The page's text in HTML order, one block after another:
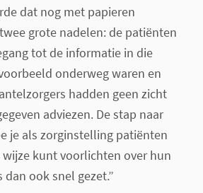
dat nog met papieren
grote nadelen: de patiënten
tot de informatie in die
onderweg waren en
hadden geen zicht
adviezen. De stap naar
je als zorginstelling patiënten
kunt voorlichten over hun
ook snel gezet.”